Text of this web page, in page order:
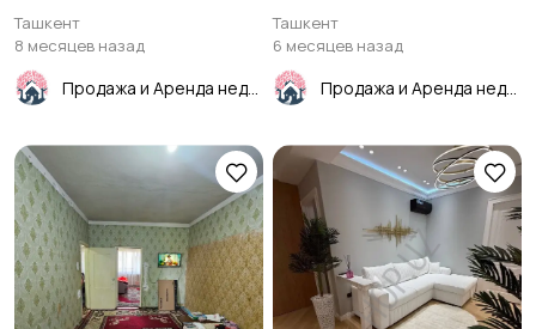
Ташкент
8 месяцев назад
96м².
Ташкент
6 месяцев назад